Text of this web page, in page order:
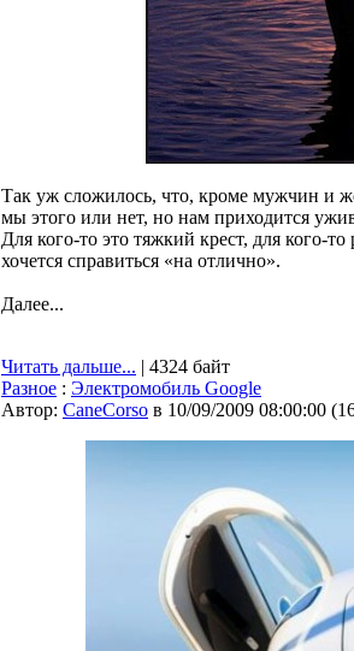
Так уж сложилось, что, кроме мужчин и
мы этого или нет, но нам приходится
Для кого-то это тяжкий крест, для кого-
хочется справиться «на отлично».
Далее...
Читать дальше... | 4324 байт
Разное : Электромобиль Google
Автор: CaneCorso в 10/09/2009 08:00:00 (